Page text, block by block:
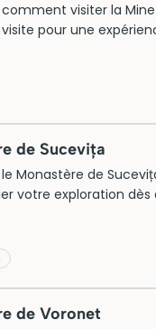
visiter la
pour une
de Sucevița
Monastère de
votre exploration
de Voronet